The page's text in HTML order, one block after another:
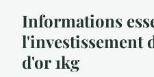
Informations
l'investissement
d'or 1kg